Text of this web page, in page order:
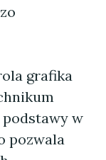
grafika
w
pozwala